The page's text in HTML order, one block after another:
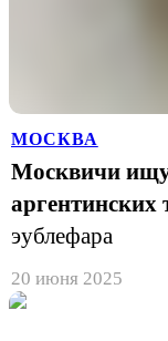
МОСКВА
Москвичи
аргентинских
эублефара
20 июня 2025